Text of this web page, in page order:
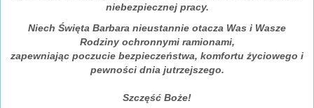
niebezpiecznej pracy.
Niech Święta Barbara nieustannie otacza Was i Wasze
Rodziny ochronnymi ramionami,
zapewniając poczucie bezpieczeństwa, komfortu życiowego i
pewności dnia jutrzejszego.
Szczęść Boże!